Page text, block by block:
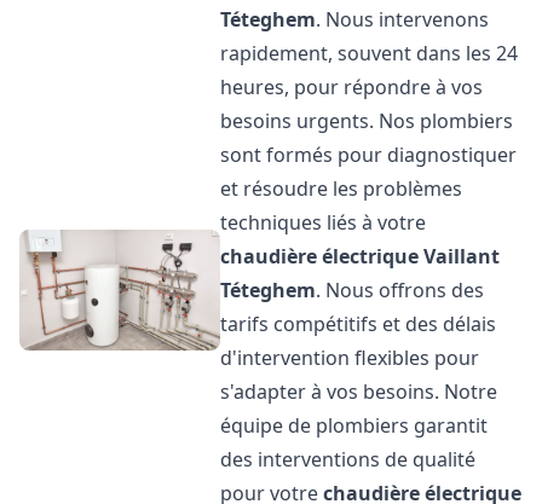
Téteghem. Nous intervenons
rapidement, souvent dans les 24
heures, pour répondre à vos
besoins urgents. Nos plombiers
sont formés pour diagnostiquer
et résoudre les problèmes
techniques liés à votre
chaudière électrique Vaillant
Téteghem. Nous offrons des
tarifs compétitifs et des délais
d'intervention flexibles pour
s'adapter à vos besoins. Notre
équipe de plombiers garantit
des interventions de qualité
pour votrechaudière électrique